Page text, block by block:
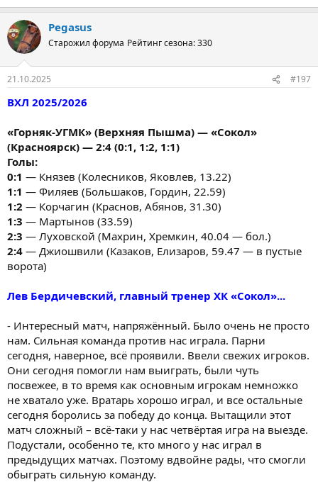
Pegasus
Старожил форума Рейтинг сезона: 330
21.10.2025 #197
ВХЛ 2025/2026
«Горняк-УГМК» (Верхняя Пышма) — «Сокол»
(Красноярск) — 2:4 (0:1, 1:2, 1:1)
Голы:
0:1 — Князев (Колесников, Яковлев, 13.22)
1:1 — Филяев (Большаков, Гордин, 22.59)
1:2 — Корчагин (Краснов, Абянов, 31.30)
1:3 — Мартынов (33.59)
2:3 — Луховской (Махрин, Хремкин, 40.04 — бол.)
2:4 — Джиошвили (Казаков, Елизаров, 59.47 — в пустые
ворота)
Лев Бердичевский, главный тренер ХК «Сокол»...
- Интересный матч, напряжённый. Было очень не просто
нам. Сильная команда против нас играла. Парни
сегодня, наверное, всё проявили. Ввели свежих игроков.
Они сегодня помогли нам выиграть, были чуть
посвежее, в то время как основным игрокам немножко
не хватало уже. Вратарь хорошо играл, и все остальные
сегодня боролись за победу до конца. Вытащили этот
матч сложный – всё-таки у нас четвёртая игра на выезде.
Подустали, особенно те, кто много у нас играл в
предыдущих матчах. Поэтому вдвойне рады, что смогли
обыграть сильную команду.